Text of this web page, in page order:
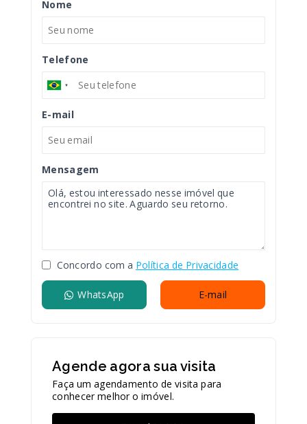
Nome
Telefone
E-mail
Mensagem
Concordo com a Política de Privacidade
WhatsApp E-mail
Agende agora sua visita
Faça um agendamento de visita para
conhecer melhor o imóvel.